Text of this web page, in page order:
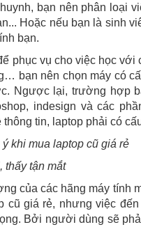
bạn nên phân loại
Hoặc nếu bạn là sinh
bạn.
phục vụ cho việc học
bạn nên chọn máy có
Ngược lại, trường hợp
indesign và các
thông tin, laptop phải có
khi mua laptop cũ giá rẻ
thấy tận mắt
của các hãng máy tính
cũ giá rẻ, nhưng việc
Bởi người dùng sẽ